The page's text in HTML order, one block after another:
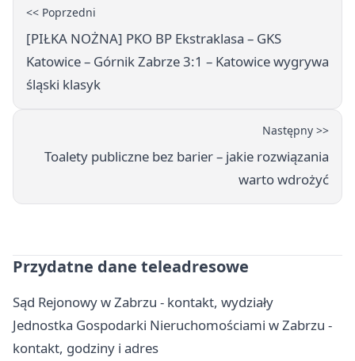
<< Poprzedni
[PIŁKA NOŻNA] PKO BP Ekstraklasa – GKS
Katowice – Górnik Zabrze 3:1 – Katowice wygrywa
śląski klasyk
Następny >>
Toalety publiczne bez barier – jakie rozwiązania
warto wdrożyć
Przydatne dane teleadresowe
Sąd Rejonowy w Zabrzu - kontakt, wydziały
Jednostka Gospodarki Nieruchomościami w Zabrzu -
kontakt, godziny i adres